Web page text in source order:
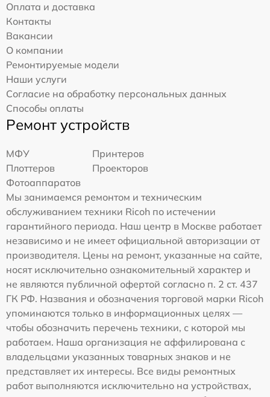
Оплата и доставка
Контакты
Вакансии
О компании
Ремонтируемые модели
Наши услуги
Согласие на обработку персональных данных
Способы оплаты
Ремонт устройств
МФУ
Принтеров
Плоттеров
Проекторов
Фотоаппаратов
Мы занимаемся ремонтом и техническим
обслуживанием техники Ricoh по истечении
гарантийного периода. Наш центр в Москве работает
независимо и не имеет официальной авторизации от
производителя. Цены на ремонт, указанные на сайте,
носят исключительно ознакомительный характер и
не являются публичной офертой согласно п. 2 ст. 437
ГК РФ. Названия и обозначения торговой марки Ricoh
упоминаются только в информационных целях —
чтобы обозначить перечень техники, с которой мы
работаем. Наша организация не аффилирована с
владельцами указанных товарных знаков и не
представляет их интересы. Все виды ремонтных
работ выполняются исключительно на устройствах,